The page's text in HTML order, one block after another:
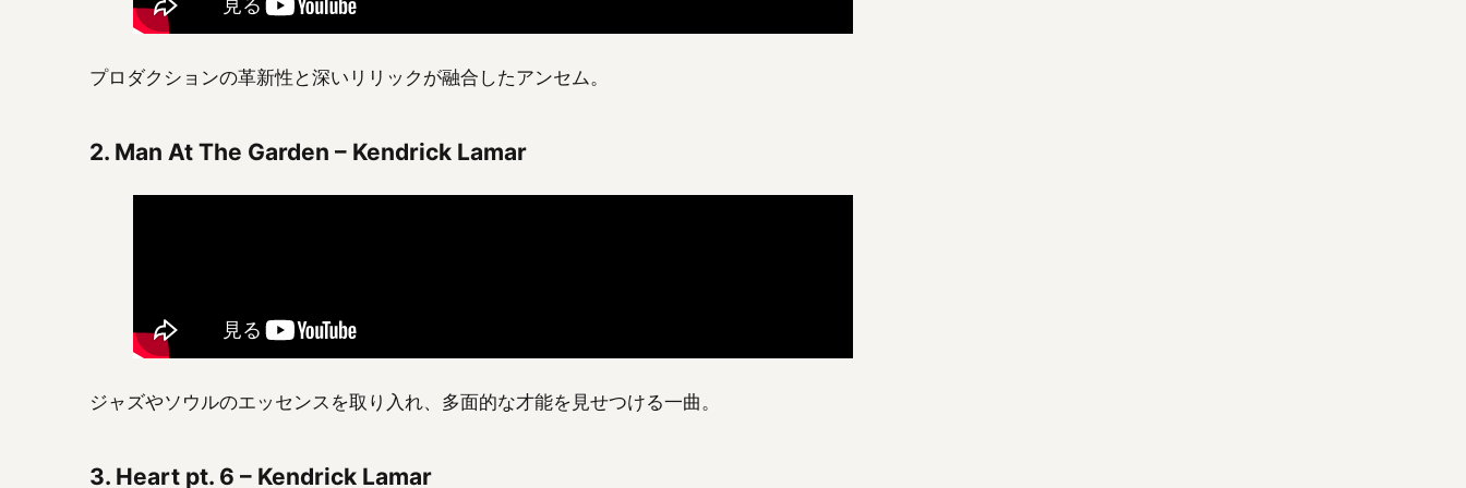
プロダクションの革新性と深いリリックが融合したアンセム。
2. Man At The Garden – Kendrick Lamar
ジャズやソウルのエッセンスを取り入れ、多面的な才能を見せつける一曲。
3. Heart pt. 6 – Kendrick Lamar